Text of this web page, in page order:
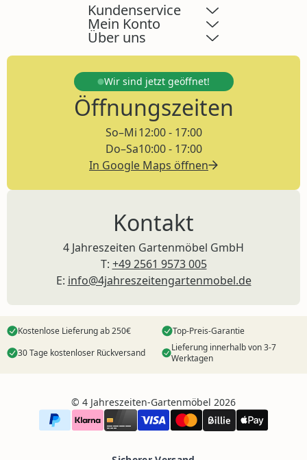
Kundenservice
Mein Konto
Über uns
Wir sind jetzt geöffnet!
Öffnungszeiten
So–Mi
Do–Sa
12:00 - 17:00
10:00 - 17:00
In Google Maps öffnen
Kontakt
4 Jahreszeiten Gartenmöbel GmbH
T: +49 2561 9573 005
E: info@4jahreszeitengartenmobel.de
Kostenlose Lieferung ab 250€
Top-Preis-Garantie
30 Tage kostenloser Rückversand
Lieferung innerhalb von 3-7
Werktagen
©️ 4 Jahreszeiten-Gartenmöbel 2026